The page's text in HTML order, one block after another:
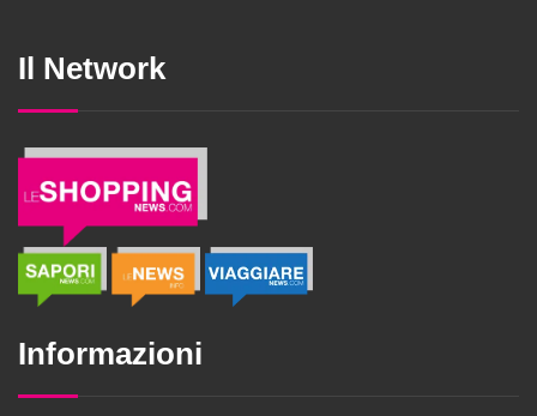
Il Network
Informazioni